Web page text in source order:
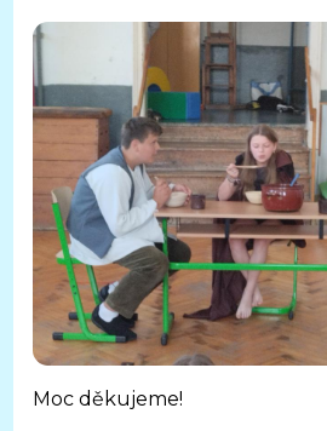
Moc děkujeme!